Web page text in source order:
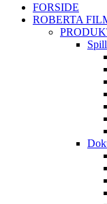
FORSIDE
ROBERTA